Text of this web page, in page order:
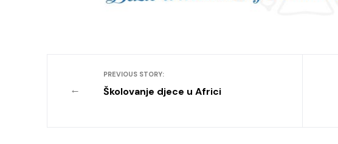
←
PREVIOUS STORY:
Školovanje djece u Africi